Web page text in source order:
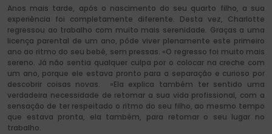
Anos mais tarde, após o nascimento do seu quarto filho, a sua
experiência foi completamente diferente. Desta vez, Charlotte
regressou ao trabalho com muito mais serenidade. Graças a uma
licença parental de um ano, pôde viver plenamente este primeiro
ano ao ritmo do seu bebé, sem pressas. «O regresso foi muito mais
sereno. Já não sentia qualquer culpa por o colocar na creche com
um ano, porque ele estava pronto para a separação e curioso por
descobrir coisas novas. »Ela explica também ter sentido uma
verdadeira necessidade de retomar a sua vida profissional, com a
sensação de ter respeitado o ritmo do seu filho, ao mesmo tempo
que estava pronta, ela também, para retomar o seu lugar no
trabalho.